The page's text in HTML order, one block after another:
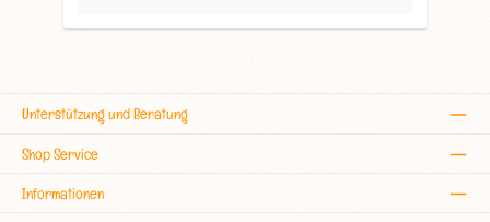
Unterstützung und Beratung
Shop Service
Informationen